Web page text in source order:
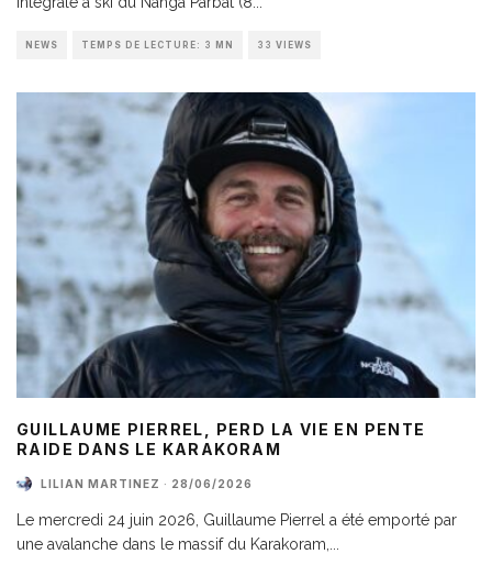
NEWS TEMPS DE LECTURE: 3 MN 33 VIEWS
GUILLAUME PIERREL, PERD LA VIE EN PENTE
RAIDE DANS LE KARAKORAM
LILIAN MARTINEZ · 28/06/2026
Le mercredi 24 juin 2026, Guillaume Pierrel a été emporté par
une avalanche dans le massif du Karakoram,...